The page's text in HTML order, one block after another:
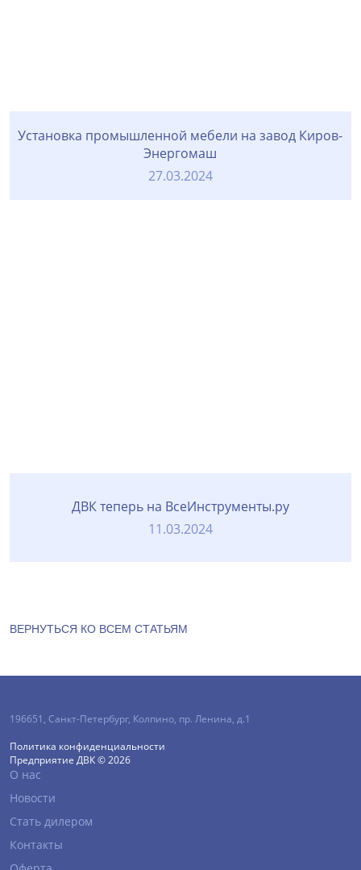
Установка промышленной мебели на завод Киров-
Энергомаш
27.03.2024
ДВК теперь на ВсеИнструменты.ру
11.03.2024
ВЕРНУТЬСЯ КО ВСЕМ СТАТЬЯМ
196651 , Санкт-Петербург, Колпино, пр. Ленина, д.1
Политика конфиденциальности
Предприятие ДВК © 2026
О нас
Новости
Стать дилером
Контакты